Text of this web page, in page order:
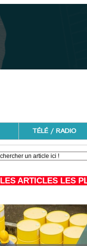
TÉLÉ / RADIO
LES ARTICLES LES